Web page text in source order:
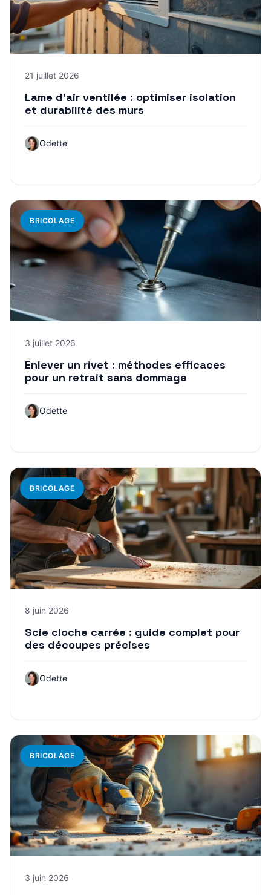
21 juillet 2026
Lame d’air ventilée : optimiser isolation
et durabilité des murs
Odette
BRICOLAGE
3 juillet 2026
Enlever un rivet : méthodes efficaces
pour un retrait sans dommage
Odette
BRICOLAGE
8 juin 2026
Scie cloche carrée : guide complet pour
des découpes précises
Odette
BRICOLAGE
3 juin 2026